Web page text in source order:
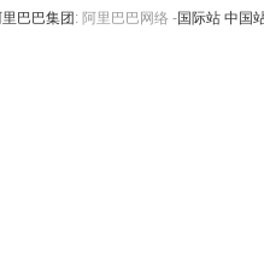
里巴巴集团 : 阿里巴巴网络 -国际站 中国